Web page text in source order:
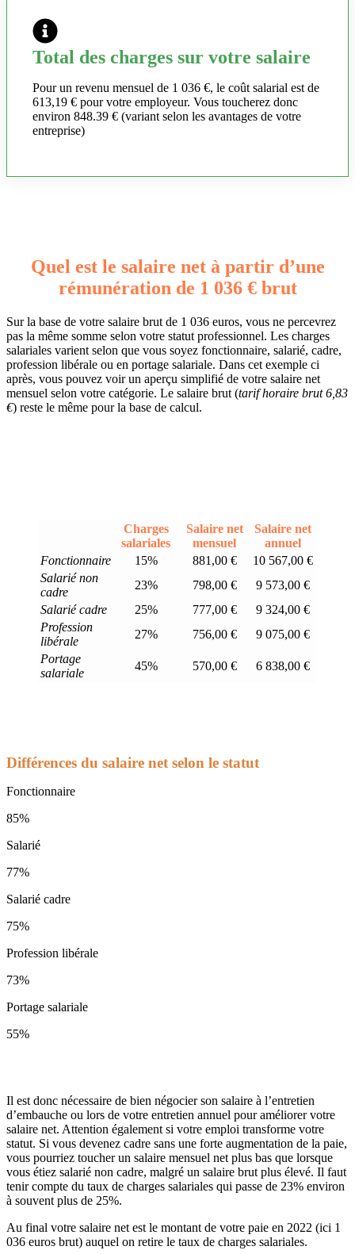
Total des charges sur votre salaire
Pour un revenu mensuel de 1 036 €, le coût salarial est de
613,19 € pour votre employeur. Vous toucherez donc
environ 848.39 € (variant selon les avantages de votre
entreprise)
Quel est le salaire net à partir d’une
rémunération de 1 036 € brut
Sur la base de votre salaire brut de 1 036 euros, vous ne percevrez
pas la même somme selon votre statut professionnel. Les charges
salariales varient selon que vous soyez fonctionnaire, salarié, cadre,
profession libérale ou en portage salariale. Dans cet exemple ci
après, vous pouvez voir un aperçu simplifié de votre salaire net
mensuel selon votre catégorie. Le salaire brut (tarif horaire brut 6,83
€) reste le même pour la base de calcul.
Charges
salariales
Salaire net
mensuel
Salaire net
annuel
Fonctionnaire
15% 881,00 €
10 567,00 €
Salarié non
cadre
23% 798,00 €
9 573,00 €
Salarié cadre
25% 777,00 €
9 324,00 €
Profession
libérale
27% 756,00 €
9 075,00 €
Portage
salariale
45% 570,00 € 6 838,00 €
Différences du salaire net selon le statut
Fonctionnaire
85%
Salarié
77%
Salarié cadre
75%
Profession libérale
73%
Portage salariale
55%
Il est donc nécessaire de bien négocier son salaire à l’entretien
d’embauche ou lors de votre entretien annuel pour améliorer votre
salaire net. Attention également si votre emploi transforme votre
statut. Si vous devenez cadre sans une forte augmentation de la paie,
vous pourriez toucher un salaire mensuel net plus bas que lorsque
vous étiez salarié non cadre, malgré un salaire brut plus élevé. Il faut
tenir compte du taux de charges salariales qui passe de 23% environ
à souvent plus de 25%.
Au final votre salaire net est le montant de votre paie en 2022 (ici 1
036 euros brut) auquel on retire le taux de charges salariales.